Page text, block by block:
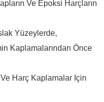
Ve Epoksi Harçların
Yüzeylerde,
Kaplamalarından Önce
Harç Kaplamalar Için